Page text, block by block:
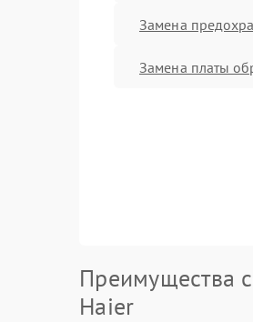
Замена
Замена платы
Преимущества
Haier